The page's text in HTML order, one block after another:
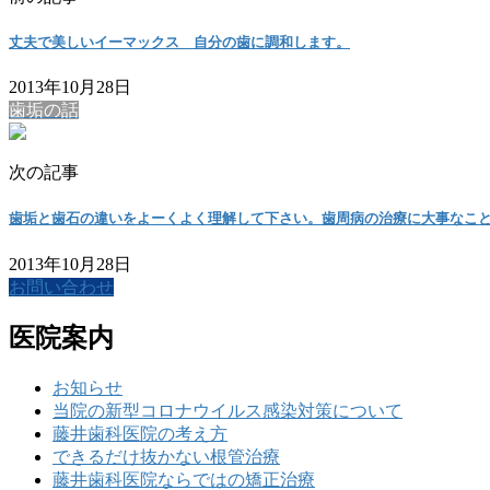
丈夫で美しいイーマックス 自分の歯に調和します。
2013年10月28日
歯垢の話
次の記事
歯垢と歯石の違いをよーくよく理解して下さい。歯周病の治療に大事なこ
2013年10月28日
お問い合わせ
医院案内
お知らせ
当院の新型コロナウイルス感染対策について
藤井歯科医院の考え方
できるだけ抜かない根管治療
藤井歯科医院ならではの矯正治療